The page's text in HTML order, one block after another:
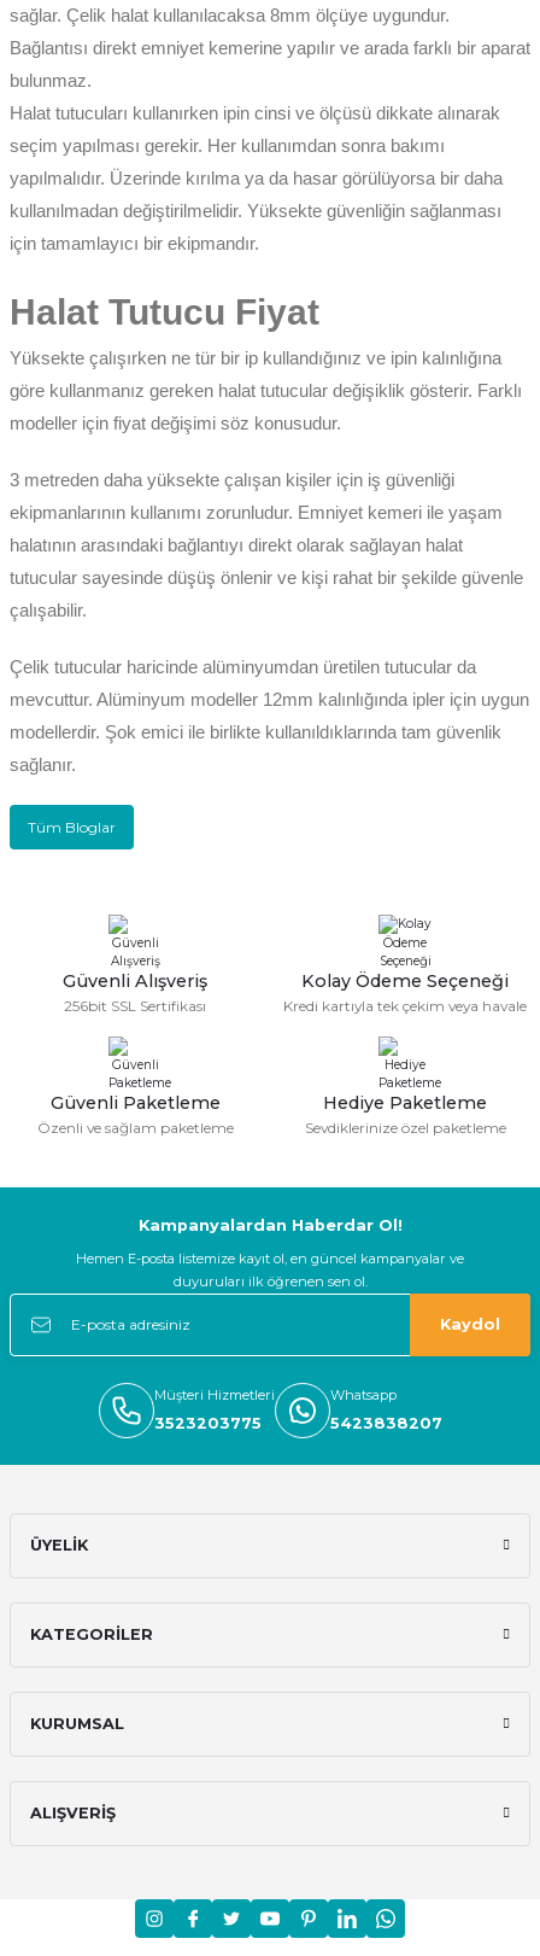
sağlar. Çelik halat kullanılacaksa 8mm ölçüye uygundur.
Bağlantısı direkt emniyet kemerine yapılır ve arada farklı bir aparat
bulunmaz.
Halat tutucuları kullanırken ipin cinsi ve ölçüsü dikkate alınarak
seçim yapılması gerekir. Her kullanımdan sonra bakımı
yapılmalıdır. Üzerinde kırılma ya da hasar görülüyorsa bir daha
kullanılmadan değiştirilmelidir. Yüksekte güvenliğin sağlanması
için tamamlayıcı bir ekipmandır.
Halat Tutucu Fiyat
Yüksekte çalışırken ne tür bir ip kullandığınız ve ipin kalınlığına
göre kullanmanız gereken halat tutucular değişiklik gösterir. Farklı
modeller için fiyat değişimi söz konusudur.
3 metreden daha yüksekte çalışan kişiler için iş güvenliği
ekipmanlarının kullanımı zorunludur. Emniyet kemeri ile yaşam
halatının arasındaki bağlantıyı direkt olarak sağlayan halat
tutucular sayesinde düşüş önlenir ve kişi rahat bir şekilde güvenle
çalışabilir.
Çelik tutucular haricinde alüminyumdan üretilen tutucular da
mevcuttur. Alüminyum modeller 12mm kalınlığında ipler için uygun
modellerdir. Şok emici ile birlikte kullanıldıklarında tam güvenlik
sağlanır.
Tüm Bloglar
Güvenli Alışveriş
256bit SSL Sertifikası
Kolay Ödeme Seçeneği
Kredi kartıyla tek çekim veya havale
Güvenli Paketleme
Özenli ve sağlam paketleme
Hediye Paketleme
Sevdiklerinize özel paketleme
Kampanyalardan Haberdar Ol!
Hemen E-posta listemize kayıt ol, en güncel kampanyalar ve
duyuruları ilk öğrenen sen ol.
Kaydol
Müşteri Hizmetleri
3523203775
Whatsapp
5423838207
ÜYELİK
KATEGORİLER
KURUMSAL
ALIŞVERİŞ